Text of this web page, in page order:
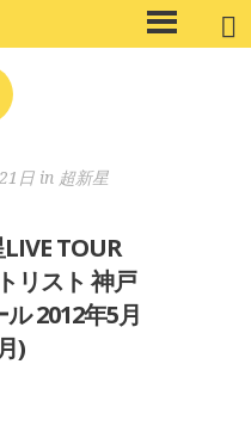
メ
イ
日 in 超新星
TOUR
リスト 神戸
2012年5月
)